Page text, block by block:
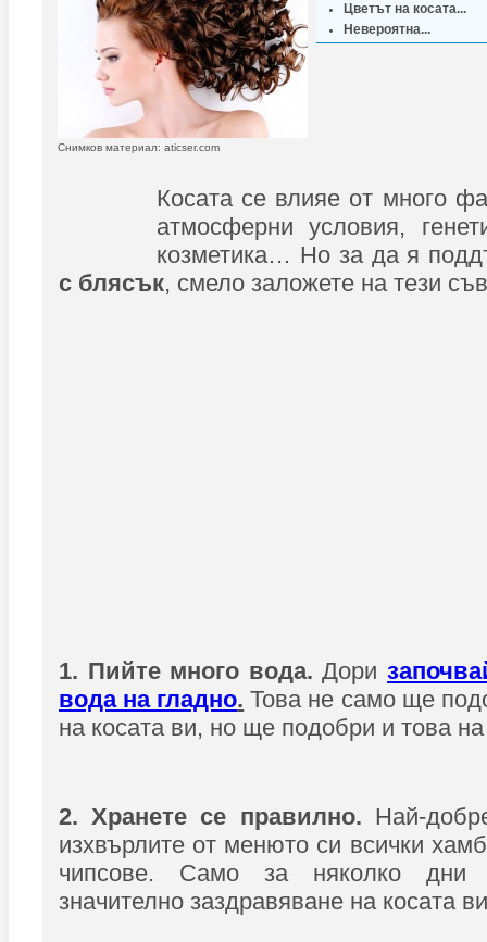
Цветът на косата...
Невероятна...
Снимков материал: aticser.com
Косата се влияе от много
атмосферни условия,
козметика… Но за да я
с блясък, смело заложете на тези
1. Пийте много вода. Дори
вода на гладно. Това не само ще
на косата ви, но ще подобри и това
2. Хранете се правилно. Най-
изхвърлите от менюто си всички
чипсове. Само за няколко дни
значително заздравяване на косата